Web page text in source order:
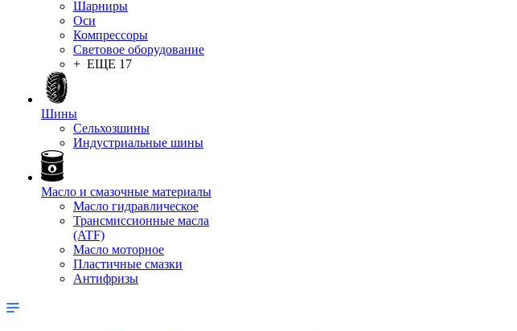
Шарниры
Оси
Компрессоры
Световое оборудование
+ ЕЩЕ 17
Шины
Сельхозшины
Индустриальные шины
Масло и смазочные материалы
Масло гидравлическое
Трансмиссионные масла
(ATF)
Масло моторное
Пластичные смазки
Антифризы